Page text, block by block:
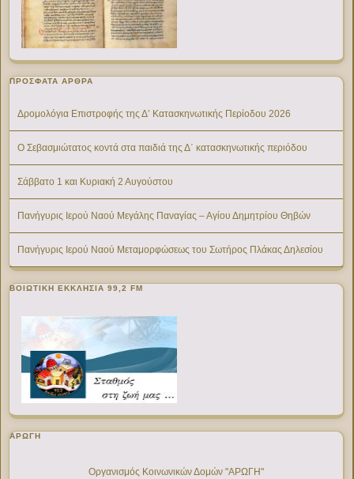
ΠΡΌΣΦΑΤΑ ΆΡΘΡΑ
Δρομολόγια Επιστροφής της Δ’ Κατασκηνωτικής Περίοδου 2026
Ο Σεβασμιώτατος κοντά στα παιδιά της Δ΄ κατασκηνωτικής περιόδου
Σάββατο 1 και Κυριακή 2 Αυγούστου
Πανήγυρις Ιερού Ναού Μεγάλης Παναγίας – Αγίου Δημητρίου Θηβών
Πανήγυρις Ιερού Ναού Μεταμορφώσεως του Σωτήρος Πλάκας Δηλεσίου
ΒΟΙΩΤΙΚΉ ΕΚΚΛΗΣΊΑ 99,2 FM
ΑΡΩΓΗ
Οργανισμός Κοινωνικών Δομών "ΑΡΩΓΗ"